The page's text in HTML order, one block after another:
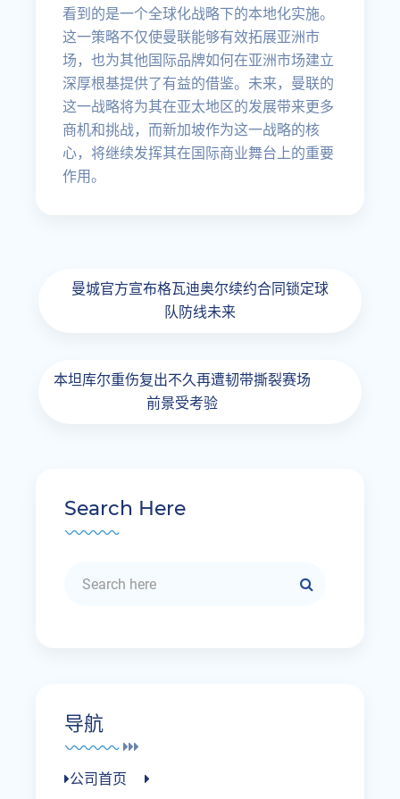
看到的是一个全球化战略下的本地化实施。
这一策略不仅使曼联能够有效拓展亚洲市
场，也为其他国际品牌如何在亚洲市场建立
深厚根基提供了有益的借鉴。未来，曼联的
这一战略将为其在亚太地区的发展带来更多
商机和挑战，而新加坡作为这一战略的核
心，将继续发挥其在国际商业舞台上的重要
作用。
曼城官方宣布格瓦迪奥尔续约合同锁定球
队防线未来
本坦库尔重伤复出不久再遭韧带撕裂赛场
前景受考验
Search Here
导航
公司首页